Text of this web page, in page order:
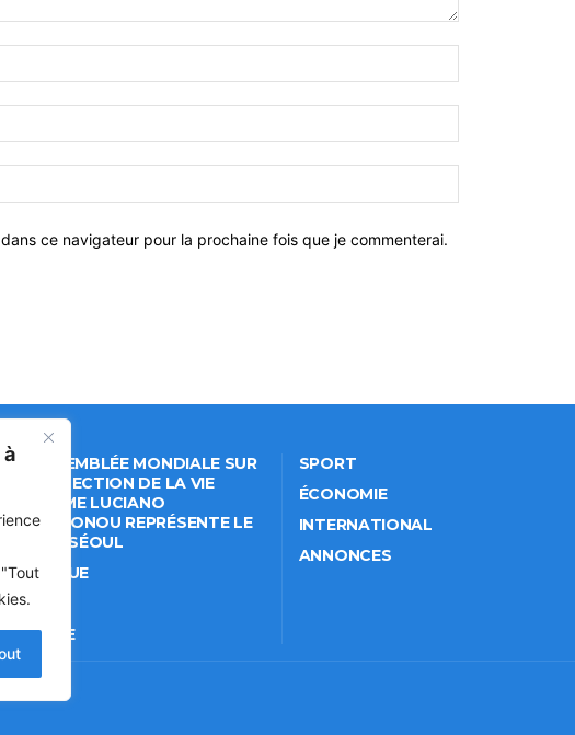
ce navigateur pour la prochaine fois que je commenterai.
47ᵉ ASSEMBLÉE MONDIALE SUR
LA PROTECTION DE LA VIE
PRIVÉE: ME LUCIANO
HOUNKPONOU REPRÉSENTE LE
BÉNIN À SÉOUL
POLITIQUE
SOCIÉTÉ
CULTURE
SPORT
ÉCONOMIE
INTERNATIONAL
ANNONCES